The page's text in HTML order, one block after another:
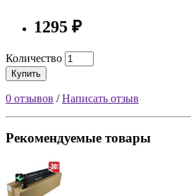
1295 ₽
Количество
Купить
0 отзывов /Написать отзыв
Рекомендуемые товары